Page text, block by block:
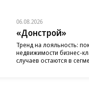
06.08.2026
«Донстрой»
Тренд на лояльность:
недвижимости бизнес-
случаев остаются в